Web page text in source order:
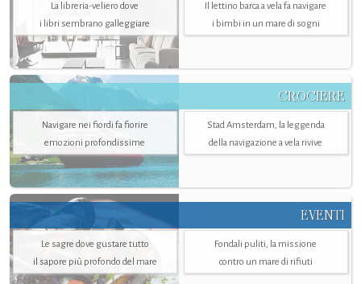
La libreria-veliero dove
i libri sembrano galleggiare
Il lettino barca a vela fa navigare
i bimbi in un mare di sogni
CROCIERE
Navigare nei fiordi fa fiorire
emozioni profondissime
Stad Amsterdam, la leggenda
della navigazione a vela rivive
EVENTI
Le sagre dove gustare tutto
il sapore più profondo del mare
Fondali puliti, la missione
contro un mare di rifiuti